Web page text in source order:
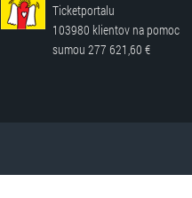
Ticketportalu
103980 klientov na pomoc
sumou277 621,60 €